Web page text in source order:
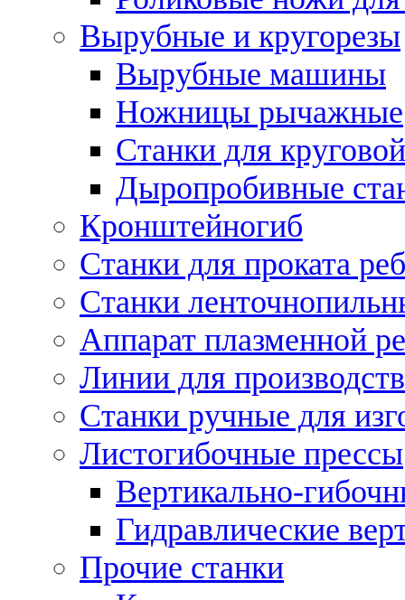
Вырубные и кругорезы
Вырубные машины
Ножницы рычажные
Станки для
Дыропробивные
Кронштейногиб
Станки для проката
Станки
Аппарат плазменной
Линии для
Станки ручные для
Листогибочные прессы
Вертикально-
Гидравлические
Прочие станки